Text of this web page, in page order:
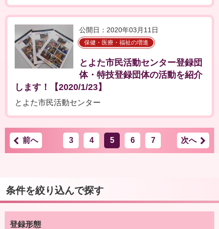
公開日：2020年03月11日
保健・医療・福祉の増進
とよた市民活動センター登録団
体・特技登録団体の活動を紹介
します！【2020/1/23】
とよた市民活動センター
前へ 3 4 5 6 7 次へ
条件を絞り込んで探す
登録形態